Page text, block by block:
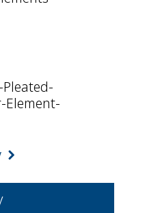
Element-